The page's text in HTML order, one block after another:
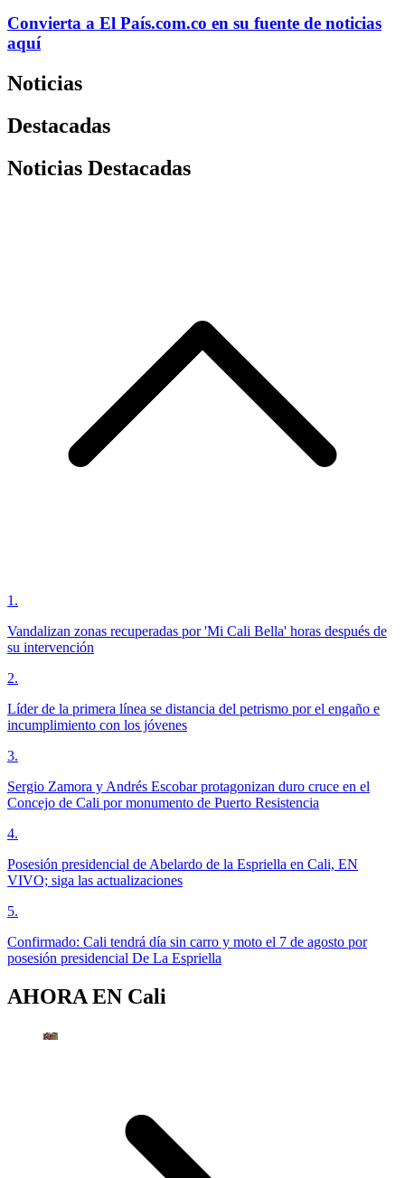
Convierta a El País.com.co en su fuente de noticias
aquí
Noticias
Destacadas
Noticias Destacadas
1 .
Vandalizan zonas recuperadas por 'Mi Cali Bella' horas después de
su intervención
2.
Líder de la primera línea se distancia del petrismo por el engaño e
incumplimiento con los jóvenes
3.
Sergio Zamora y Andrés Escobar protagonizan duro cruce en el
Concejo de Cali por monumento de Puerto Resistencia
4.
Posesión presidencial de Abelardo de la Espriella en Cali, EN
VIVO; siga las actualizaciones
5.
Confirmado: Cali tendrá día sin carro y moto el 7 de agosto por
posesión presidencial De La Espriella
AHORA EN Cali